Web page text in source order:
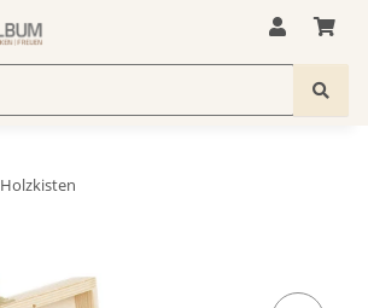
Holzkisten